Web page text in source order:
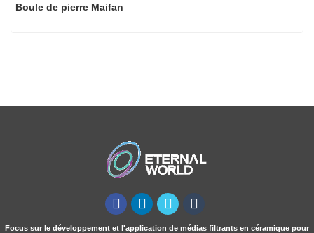
Boule de pierre Maifan
Focus sur le développement et l'application de médias filtrants en céramique pour